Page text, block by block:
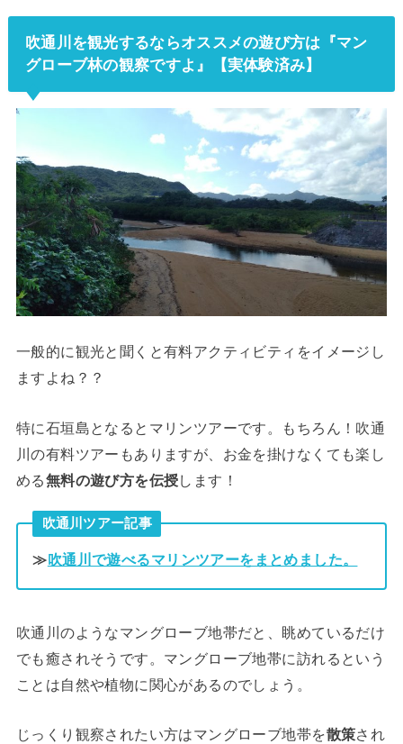
吹通川を観光するならオススメの遊び方は『マン
グローブ林の観察ですよ』【実体験済み】
一般的に観光と聞くと有料アクティビティをイメージし
ますよね？？
特に石垣島となるとマリンツアーです。もちろん！吹通
川の有料ツアーもありますが、お金を掛けなくても楽し
める無料の遊び方を伝授します！
吹通川ツアー記事
≫吹通川で遊べるマリンツアーをまとめました。
吹通川のようなマングローブ地帯だと、眺めているだけ
でも癒されそうです。マングローブ地帯に訪れるという
ことは自然や植物に関心があるのでしょう。
じっくり観察されたい方はマングローブ地帯を散策され